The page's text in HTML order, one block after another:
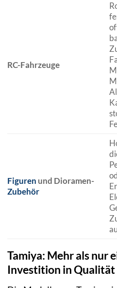
RC-Fahrzeuge
Figuren und Dioramen-
Zubehör
Tamiya: Mehr als nur
Investition in